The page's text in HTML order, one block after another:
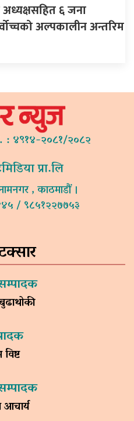
६ जना
अल्पकालीन अन्तरिम
: ४९१४-२०८१/२०८२
प्रा.लि
, काठमाडौं ।
/ ९८५१२२७७५३